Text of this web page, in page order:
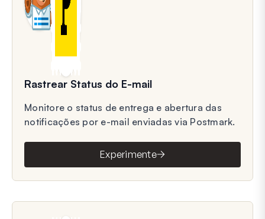
Rastrear Status do E-mail
Monitore o status de entrega e abertura das
notificações por e-mail enviadas via Postmark.
Experimente